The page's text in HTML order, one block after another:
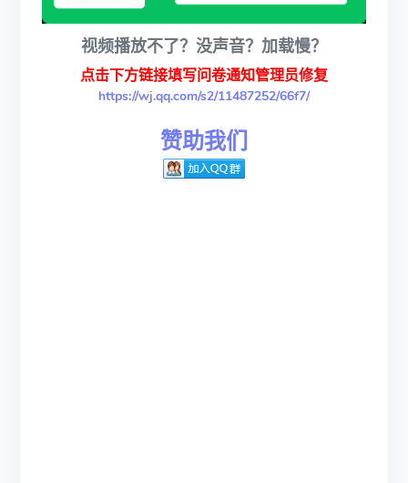
视频播放不了？没声音？加载慢？
点击下方链接填写问卷通知管理员修复
https://wj.qq.com/s2/11487252/66f7/
赞助我们